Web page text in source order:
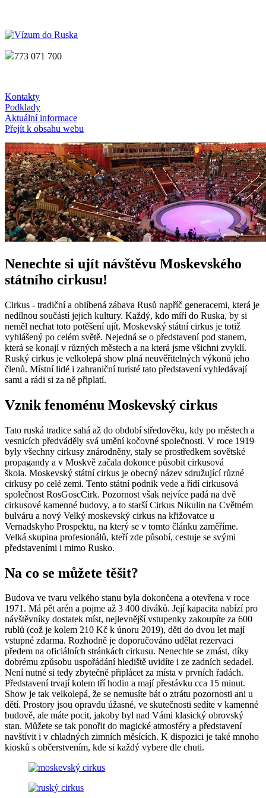
773 071 700
Kontakty
Podklady
Aktuální informace
Přejít k obsahu webu
Úvod
Druhy víz
Turistické vízum
Služební vízum
Pracovní vízum
Ruský konzulát
Blog
Nenechte si ujít návštěvu Moskevského
státního cirkusu!
Cirkus - tradiční a oblíbená zábava Rusů napříč generacemi, která je
nedílnou součástí jejich kultury. Každý, kdo míří do Ruska, by si
neměl nechat toto potěšení ujít. Moskevský státní cirkus je totiž
vyhlášený po celém světě. Nejedná se o představení pod stanem,
která se konají v různých městech a na která jsme všichni zvyklí.
Ruský cirkus je velkolepá show plná neuvěřitelných výkonů jeho
členů. Místní lidé i zahraniční turisté tato představení vyhledávají
sami a rádi si za ně připlatí.
Vznik fenoménu Moskevský cirkus
Tato ruská tradice sahá až do období středověku, kdy po městech a
vesnicích předváděly svá umění kočovné společnosti. V roce 1919
byly všechny cirkusy znárodněny, staly se prostředkem sovětské
propagandy a v Moskvě začala dokonce působit cirkusová
škola. Moskevský státní cirkus je obecný název sdružující různé
cirkusy po celé zemi. Tento státní podnik vede a řídí cirkusová
společnost RosGoscCirk. Pozornost však nejvíce padá na dvě
cirkusové kamenné budovy, a to starší Cirkus Nikulin na Cvětném
bulváru a nový Velký moskevský cirkus na křižovatce u
Vernadskyho Prospektu, na který se v tomto článku zaměříme.
Velká skupina profesionálů, kteří zde působí, cestuje se svými
představeními i mimo Rusko.
Na co se můžete těšit?
Budova ve tvaru velkého stanu byla dokončena a otevřena v roce
1971. Má pět arén a pojme až 3 400 diváků. Její kapacita nabízí pro
návštěvníky dostatek míst, nejlevnější vstupenky zakoupíte za 600
rublů (což je kolem 210 Kč k únoru 2019), děti do dvou let mají
vstupné zdarma. Rozhodně je doporučováno udělat rezervaci
předem na oficiálních stránkách cirkusu. Nenechte se zmást, díky
dobrému způsobu uspořádání hlediště uvidíte i ze zadních sedadel.
Není nutné si tedy zbytečně připlácet za místa v prvních řadách.
Představení trvají kolem tří hodin a mají přestávku cca 15 minut.
Show je tak velkolepá, že se nemusíte bát o ztrátu pozornosti ani u
dětí. Prostory jsou opravdu úžasné, ve skutečnosti sedíte v kamenné
budově, ale máte pocit, jakoby byl nad Vámi klasický obrovský
stan. Můžete se tak ponořit do magické atmosféry a představení
navštívit i v chladných zimních měsících. K dispozici je také mnoho
kiosků s občerstvením, kde si každý vybere dle chuti.